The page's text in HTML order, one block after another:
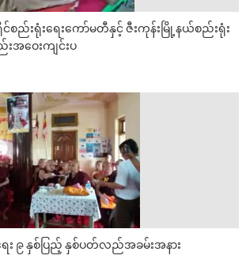
င်စည်းရုံးရေးကော်မတီနှင့် ဇီးကုန်းမြို့နယ်စည်းရုံး
အဝေးကျင်းပ
း ၉ နှစ်ပြည့် နှစ်ပတ်လည်အခမ်းအနား